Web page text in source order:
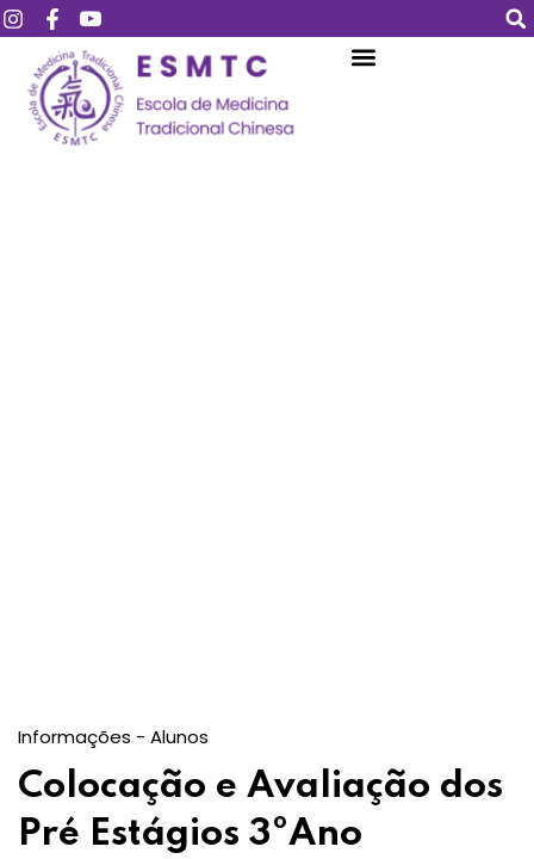
Informações - Alunos
Colocação e Avaliação dos
Pré Estágios 3ºAno
Login Assinar
Login